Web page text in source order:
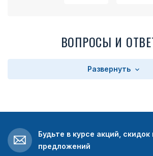
ВОПРОСЫ И
Развернуть
Будьте в курсе акций,
предложений